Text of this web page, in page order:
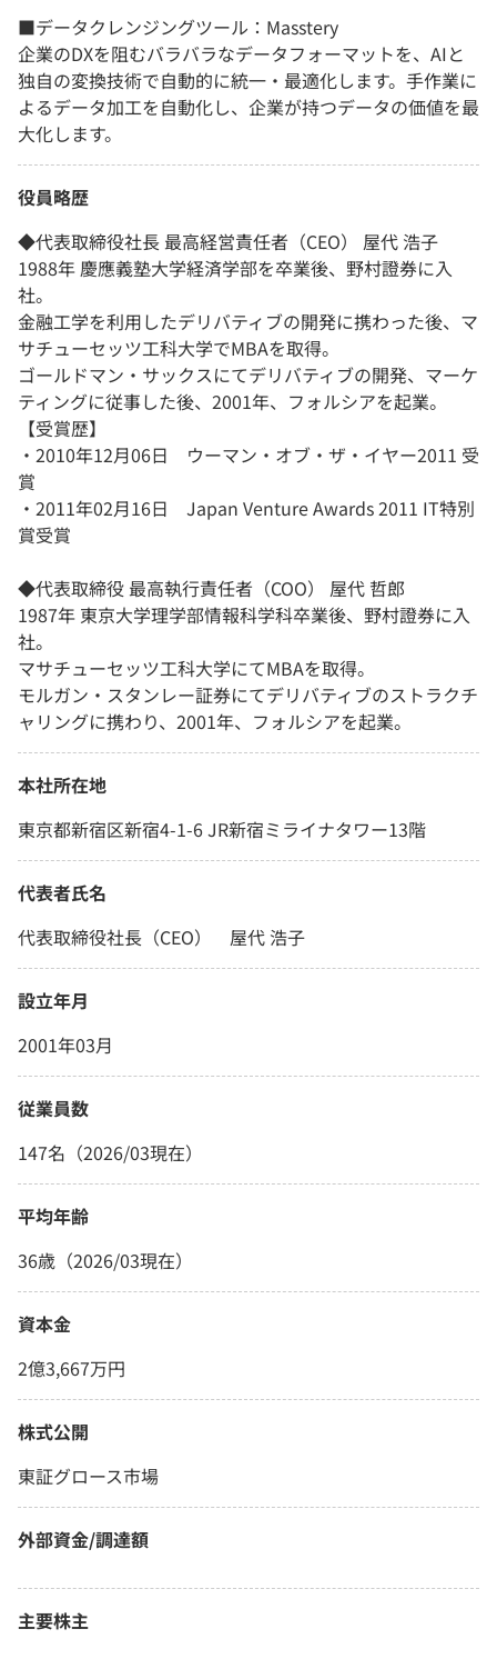
■データクレンジングツール：Masstery
企業のDXを阻むバラバラなデータフォーマットを、AIと
独自の変換技術で自動的に統一・最適化します。手作業に
よるデータ加工を自動化し、企業が持つデータの価値を最
大化します。
役員略歴
◆代表取締役社長 最高経営責任者（CEO） 屋代 浩子
1988年 慶應義塾大学経済学部を卒業後、野村證券に入
社。
金融工学を利用したデリバティブの開発に携わった後、マ
サチューセッツ工科大学でMBAを取得。
ゴールドマン・サックスにてデリバティブの開発、マーケ
ティングに従事した後、2001年、フォルシアを起業。
【受賞歴】
・2010年12月06日 ウーマン・オブ・ザ・イヤー2011 受
賞
・2011年02月16日 Japan Venture Awards 2011 IT特別
賞受賞
◆代表取締役 最高執行責任者（COO） 屋代 哲郎
1987年 東京大学理学部情報科学科卒業後、野村證券に入
社。
マサチューセッツ工科大学にてMBAを取得。
モルガン・スタンレー証券にてデリバティブのストラクチ
ャリングに携わり、2001年、フォルシアを起業。
本社所在地
東京都新宿区新宿4-1-6 JR新宿ミライナタワー13階
代表者氏名
代表取締役社長（CEO） 屋代 浩子
設立年月
2001年03月
従業員数
147名（2026/03現在）
平均年齢
36歳（2026/03現在）
資本金
2億3,667万円
株式公開
東証グロース市場
外部資金/調達額
主要株主